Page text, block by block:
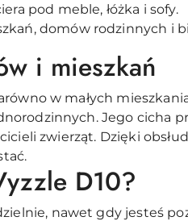
pod meble, łóżka i sofy.
domów rodzinnych i
i mieszkań
w małych
Jego cicha
zwierząt. Dzięki
D10?
nawet gdy jesteś